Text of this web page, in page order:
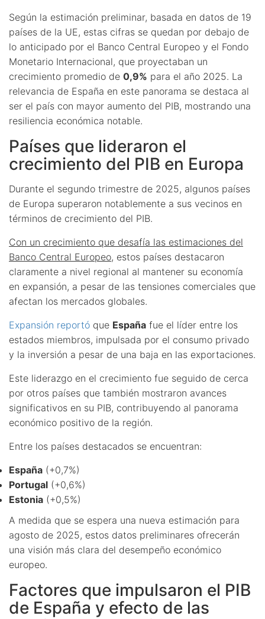
Según la estimación preliminar, basada en datos de 19
países de la UE, estas cifras se quedan por debajo de
lo anticipado por el Banco Central Europeo y el Fondo
Monetario Internacional, que proyectaban un
crecimiento promedio de 0,9% para el año 2025. La
relevancia de España en este panorama se destaca al
ser el país con mayor aumento del PIB, mostrando una
resiliencia económica notable.
Países que lideraron el
crecimiento del PIB en Europa
Durante el segundo trimestre de 2025, algunos países
de Europa superaron notablemente a sus vecinos en
términos de crecimiento del PIB.
Con un crecimiento que desafía las estimaciones del
Banco Central Europeo, estos países destacaron
claramente a nivel regional al mantener su economía
en expansión, a pesar de las tensiones comerciales que
afectan los mercados globales.
Expansión reportó que España fue el líder entre los
estados miembros, impulsada por el consumo privado
y la inversión a pesar de una baja en las exportaciones.
Este liderazgo en el crecimiento fue seguido de cerca
por otros países que también mostraron avances
significativos en su PIB, contribuyendo al panorama
económico positivo de la región.
Entre los países destacados se encuentran:
España (+0,7%)
Portugal (+0,6%)
Estonia (+0,5%)
A medida que se espera una nueva estimación para
agosto de 2025, estos datos preliminares ofrecerán
una visión más clara del desempeño económico
europeo.
Factores que impulsaron el PIB
de España y efecto de las